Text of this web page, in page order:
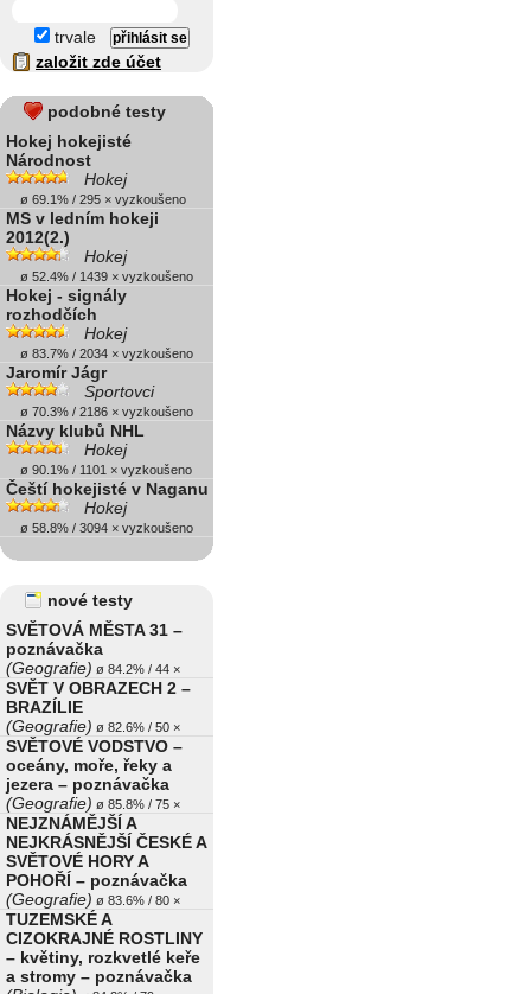
trvale
založit zde účet
podobné testy
Hokej hokejisté
Národnost
Hokej
ø 69.1% / 295 × vyzkoušeno
MS v ledním hokeji
2012(2.)
Hokej
ø 52.4% / 1439 × vyzkoušeno
Hokej - signály
rozhodčích
Hokej
ø 83.7% / 2034 × vyzkoušeno
Jaromír Jágr
Sportovci
ø 70.3% / 2186 × vyzkoušeno
Názvy klubů NHL
Hokej
ø 90.1% / 1101 × vyzkoušeno
Čeští hokejisté v Naganu
Hokej
ø 58.8% / 3094 × vyzkoušeno
nové testy
SVĚTOVÁ MĚSTA 31 –
poznávačka
(Geografie) ø 84.2% / 44 ×
SVĚT V OBRAZECH 2 –
BRAZÍLIE
(Geografie) ø 82.6% / 50 ×
SVĚTOVÉ VODSTVO –
oceány, moře, řeky a
jezera – poznávačka
(Geografie) ø 85.8% / 75 ×
NEJZNÁMĚJŠÍ A
NEJKRÁSNĚJŠÍ ČESKÉ A
SVĚTOVÉ HORY A
POHOŘÍ – poznávačka
(Geografie) ø 83.6% / 80 ×
TUZEMSKÉ A
CIZOKRAJNÉ ROSTLINY
– květiny, rozkvetlé keře
a stromy – poznávačka